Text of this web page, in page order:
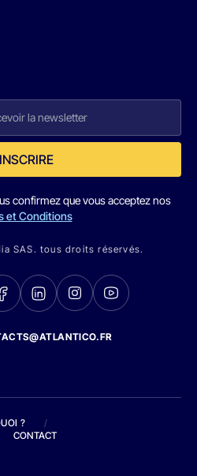
confirmez que vous acceptez nos
et Conditions
SAS. tous droits réservés.
?
/
CONTACT